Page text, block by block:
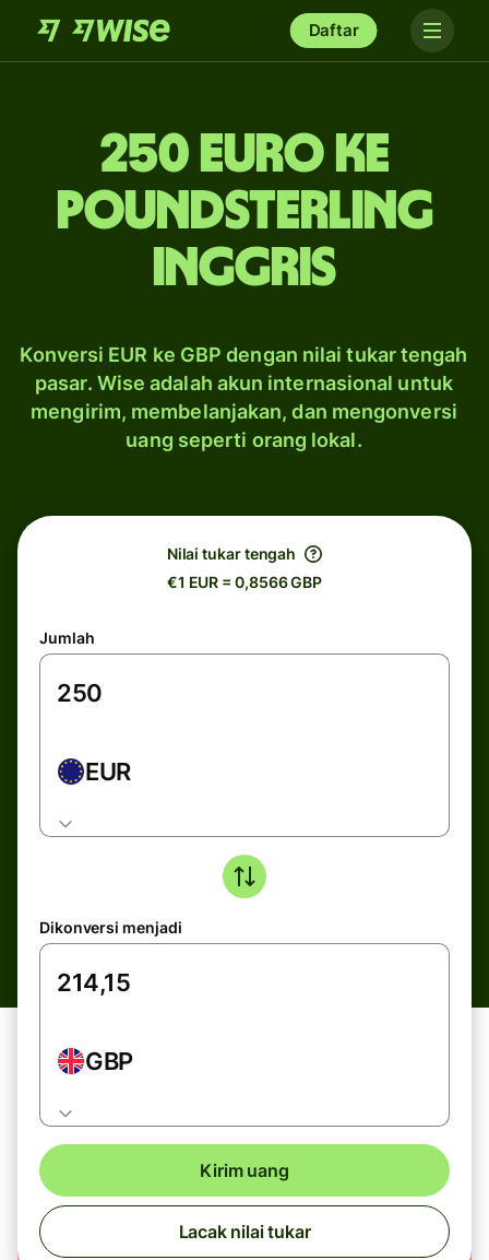
Daftar
250 euro ke
poundsterling
Inggris
Konversi EUR ke GBP dengan nilai tukar tengah
pasar. Wise adalah akun internasional untuk
mengirim, membelanjakan, dan mengonversi
uang seperti orang lokal.
Nilai tukar tengah
€1 EUR = 0,8566 GBP
Jumlah
EUR
Dikonversi menjadi
GBP
Kirim uang
Lacak nilai tukar